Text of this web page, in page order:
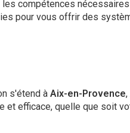
les compétences
pour vous offrir des
s'étend à Aix-en-Provence,
et efficace, quelle que soit